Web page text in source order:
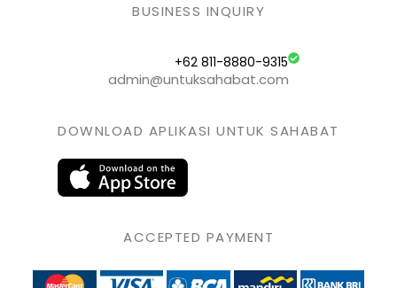
BUSINESS INQUIRY
+62 811-8880-9315
admin@untuksahabat.com
DOWNLOAD APLIKASI UNTUK SAHABAT
ACCEPTED PAYMENT